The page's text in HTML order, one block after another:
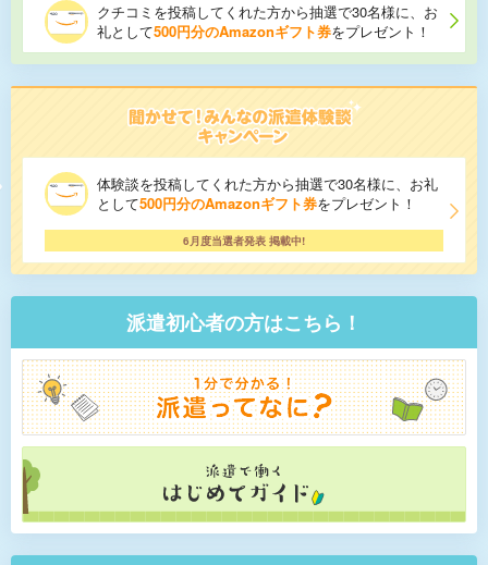
クチコミを投稿してくれた方から抽選で30名様に、お
礼として500円分のAmazonギフト券をプレゼント！
体験談を投稿してくれた方から抽選で30名様に、お礼
として500円分のAmazonギフト券をプレゼント！
6月度当選者発表 掲載中!
派遣初心者の方はこちら！